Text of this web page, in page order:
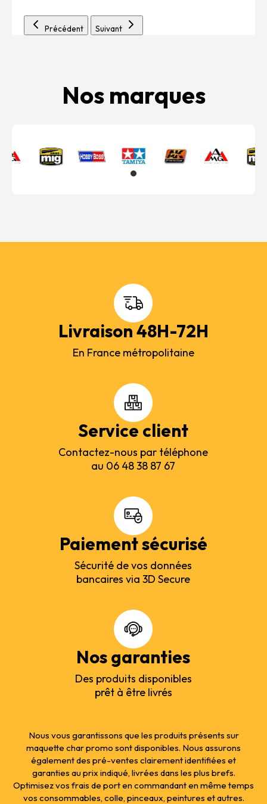
Précédent Suivant
Nos marques
Livraison 48H-72H
En France métropolitaine
Service client
Contactez-nous par téléphone
au 06 48 38 87 67
Paiement sécurisé
Sécurité de vos données
bancaires via 3D Secure
Nos garanties
Des produits disponibles
prêt à être livrés
Nous vous garantissons que les produits présents sur
maquette char promo sont disponibles. Nous assurons
également des pré-ventes clairement identifiées et
garanties au prix indiqué, livrées dans les plus brefs.
Optimisez vos frais de port en commandant en même temps
vos consommables, colle, pinceaux, peintures et autres.